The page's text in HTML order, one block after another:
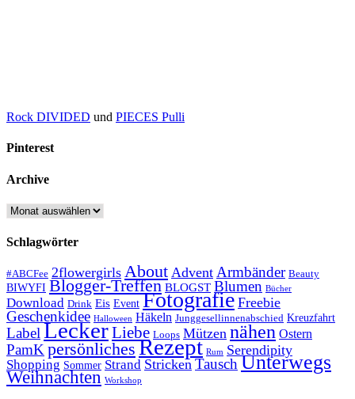
Rock DIVIDED und PIECES Pulli
Pinterest
Archive
Archive
Schlagwörter
#ABCFee 2flowergirls About Advent Armbänder Beauty
BIWYFI Blogger-Treffen BLOGST Blumen Bücher
Download Drink Eis Event Fotografie Freebie
Geschenkidee Halloween Häkeln Junggesellinnenabschied Kreuzfahrt
LabelLeckerLiebe Loops Mützen nähen Ostern
PamKpersönliches Rezept Rum Serendipity
Shopping Sommer Strand Stricken TauschUnterwegs
Weihnachten Workshop